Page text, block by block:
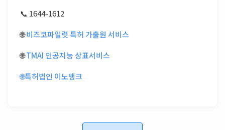
📞 1644-1612
🌐비즈코파일럿 특허 가출원 서비스
🌐TMAI 인공지능 상표서비스
🌐특허법인 이노뱅크